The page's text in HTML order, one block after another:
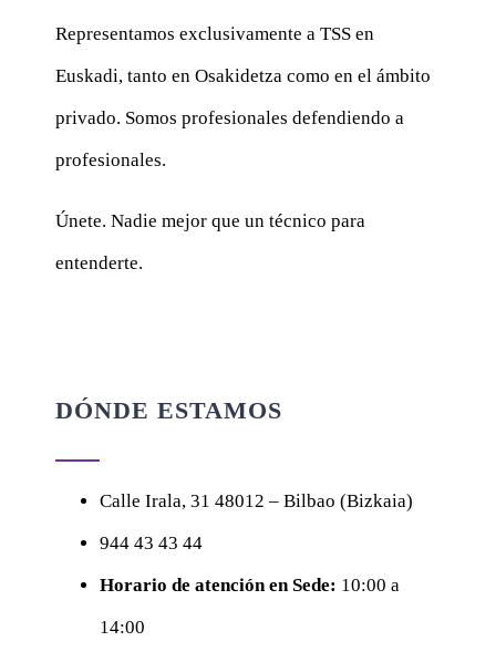
Representamos exclusivamente a TSS en
Euskadi, tanto en Osakidetza como en el ámbito
privado. Somos profesionales defendiendo a
profesionales.
Únete. Nadie mejor que un técnico para
entenderte.
DÓNDE ESTAMOS
Calle Irala, 31 48012 – Bilbao (Bizkaia)
944 43 43 44
Horario de atención en Sede: 10:00 a
14:00